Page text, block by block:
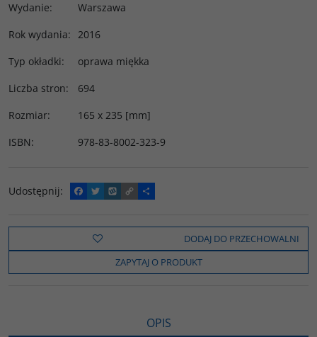
Wydanie:
Warszawa
Rok wydania: 2016
Typ okładki:
oprawa miękka
Liczba stron:
694
Rozmiar:
165 x 235 [mm]
ISBN: 978-83-8002-323-9
Udostępnij:
F
a
e
o
k
T
w
t
t
e
W
y
o
C
o
y
i
n
k
P
o
z
e
l
s
DODAJ DO PRZECHOWALNI
ZAPYTAJ O PRODUKT
OPIS